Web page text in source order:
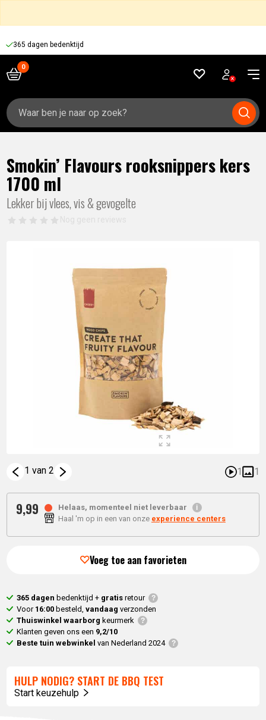
365 dagen bedenktijd
Zoeken
naar:
Smokin’ Flavours rooksnippers kers
1700 ml
Lekker bij vlees, vis & gevogelte
1 van 2 1 1
9,99
Helaas, momenteel niet leverbaar
Haal 'm op in een van onze experience centers
Voeg toe aan favorieten
365 dagen bedenktijd + gratisretour
Voor 16:00 besteld,vandaag verzonden
Thuiswinkel waarborg keurmerk
Klanten geven ons een 9,2/10
Beste tuin webwinkel van Nederland 2024
HULP NODIG? START DE BBQ TEST
Start keuzehulp